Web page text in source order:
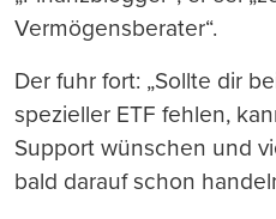
Vermögensberater“.
Der fuhr fort: „Sollte dir
spezieller ETF fehlen,
Support wünschen und
bald darauf schon